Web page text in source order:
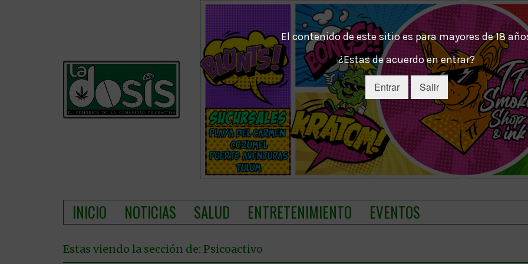
El contenido de este sitio es para mayores de 18
¿Estas de acuerdo en entrar?
Entrar Salir
INICIO NOTICIAS SALUD ENTRETENIMIENTO EVENTOS
Estas viendo la sección de: Psicoactivo